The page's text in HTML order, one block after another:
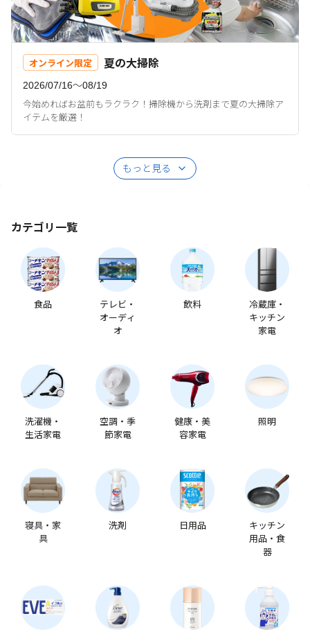
オンライン限定 夏の大掃除
2026/07/16〜08/19
今始めればお盆前もラクラク！掃除機から洗剤まで夏の大掃除ア
イテムを厳選！
もっと見る
カテゴリ一覧
食品
テレビ・
オーディ
オ
飲料
冷蔵庫・
キッチン
家電
洗濯機・
生活家電
空調・季
節家電
健康・美
容家電
照明
寝具・家
具
洗剤 日用品
キッチン
用品・食
器